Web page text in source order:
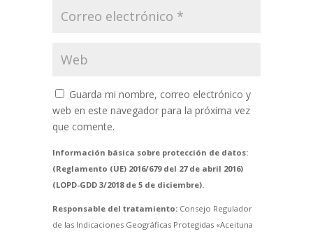
Guarda mi nombre, correo electrónico y
web en este navegador para la próxima vez
que comente.
Información básica sobre protección de datos:
(Reglamento (UE) 2016/679 del 27 de abril 2016)
(LOPD-GDD 3/2018 de 5 de diciembre).
Responsable del tratamiento:Consejo Regulador
de las Indicaciones Geográficas Protegidas «Aceituna